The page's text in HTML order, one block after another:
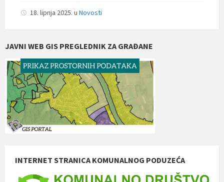
18. lipnja 2025. u Novosti
JAVNI WEB GIS PREGLEDNIK ZA GRAĐANE
INTERNET STRANICA KOMUNALNOG PODUZEĆA